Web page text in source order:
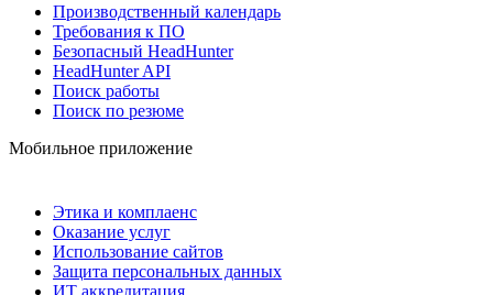
Производственный календарь
Требования к ПО
Безопасный HeadHunter
HeadHunter API
Поиск работы
Поиск по резюме
Мобильное приложение
Этика и комплаенс
Оказание услуг
Использование сайтов
Защита персональных данных
ИТ аккредитация